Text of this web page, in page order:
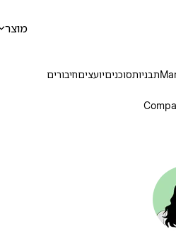
מוצר
תבניותסוכניםיועציםחיבורים